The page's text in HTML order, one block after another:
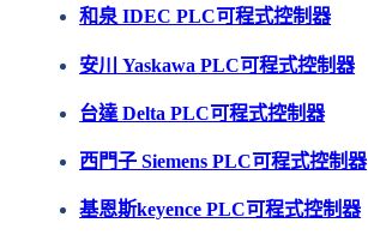
和泉 IDEC PLC可程式控制器
安川 Yaskawa PLC可程式控制器
台達 Delta PLC可程式控制器
西門子 Siemens PLC可程式控制器
基恩斯keyence PLC可程式控制器